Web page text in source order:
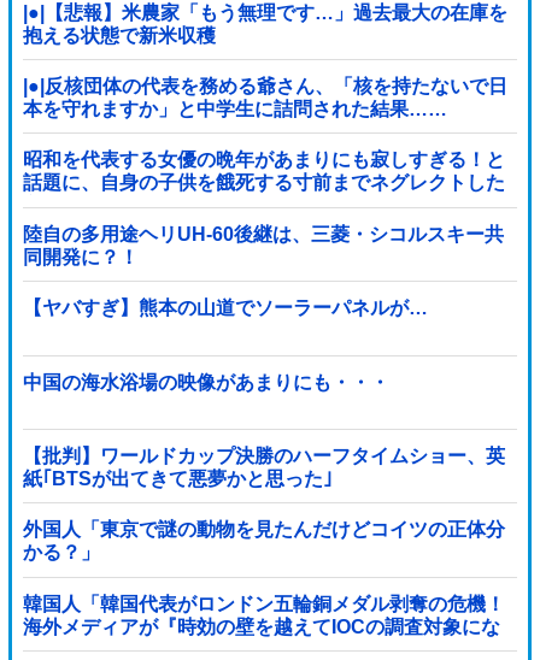
|●|【悲報】米農家「もう無理です…」過去最大の在庫を
抱える状態で新米収穫
|●|反核団体の代表を務める爺さん、「核を持たないで日
本を守れますか」と中学生に詰問された結果……
昭和を代表する女優の晩年があまりにも寂しすぎる！と
話題に、自身の子供を餓死する寸前までネグレクトした
挙句……
陸自の多用途ヘリUH-60後継は、三菱・シコルスキー共
同開発に？！
【ヤバすぎ】熊本の山道でソーラーパネルが…
中国の海水浴場の映像があまりにも・・・
【批判】ワールドカップ決勝のハーフタイムショー、英
紙｢BTSが出てきて悪夢かと思った｣
外国人「東京で謎の動物を見たんだけどコイツの正体分
かる？」
韓国人「韓国代表がロンドン五輪銅メダル剥奪の危機！
海外メディアが『時効の壁を越えてIOCの調査対象にな
り得る』と報道！」